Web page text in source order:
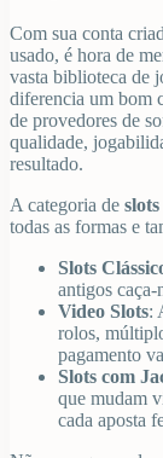
Com sua conta
usado, é hora de
vasta biblioteca de
diferencia um bom
de provedores de
qualidade,
resultado.
A categoria de slots
todas as formas e
Slots
antigos caça-
Video Slots:
rolos,
pagamento
Slots com
que mudam
cada aposta